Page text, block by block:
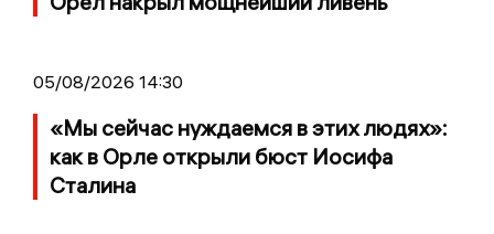
05/08/2026 14:30
«Мы сейчас нуждаемся в этих людях»:
как в Орле открыли бюст Иосифа
Сталина